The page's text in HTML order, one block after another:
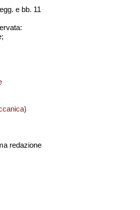
e bb. 11
redazione